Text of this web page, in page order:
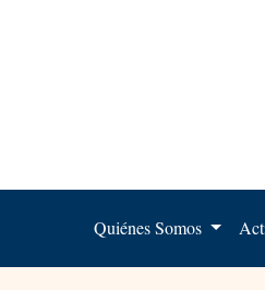
Quiénes Somos